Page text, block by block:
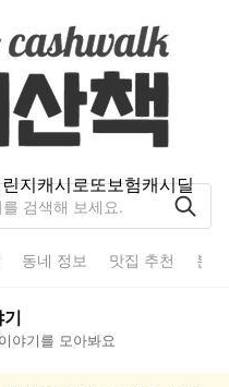
지캐시로또보험캐시딜
동네 정보 맛집 추천 분
이야기를 모아봐요